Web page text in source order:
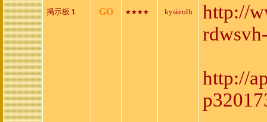
掲示板１ GO ★★★★ kysieolh
http://
http://